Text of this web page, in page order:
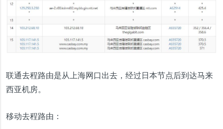
联通去程路由是从上海网口出去，经过日本节点后到达马来
西亚机房。
移动去程路由：